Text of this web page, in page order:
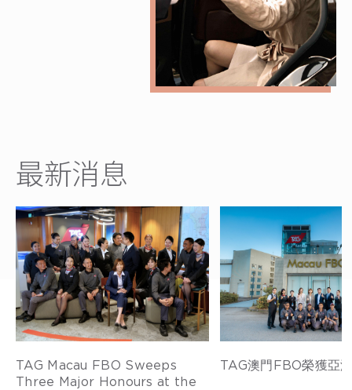
最新消息
TAG Macau FBO Sweeps
Three Major Honours at the
TAG澳門FBO榮獲亞